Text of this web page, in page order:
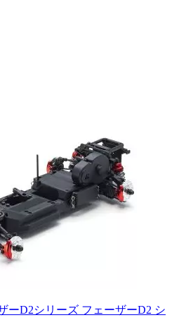
ーD2シリーズ フェーザーD2 シ